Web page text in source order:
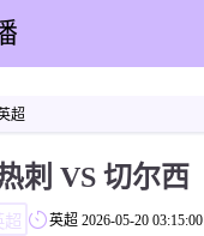
超
刺 VS 切尔西
超 英超 2026-05-20 03:15:00